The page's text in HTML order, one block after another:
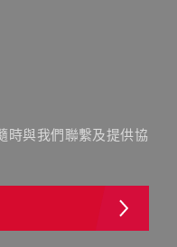
時與我們聯繫及提供協